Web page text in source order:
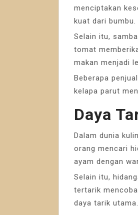
menciptakan
kuat dari bumbu.
Selain itu,
tomat
makan menjadi
Beberapa
kelapa parut
Daya
Dalam dunia
orang mencari
ayam dengan
Selain itu,
tertarik
daya tarik utama.